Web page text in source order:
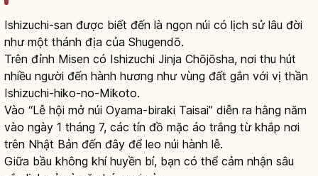
Ishizuchi-san được biết đến là ngọn núi có lịch sử lâu đời
như một thánh địa của Shugendō.
Trên đỉnh Misen có Ishizuchi Jinja Chōjōsha, nơi thu hút
nhiều người đến hành hương như vùng đất gắn với vị thần
Ishizuchi-hiko-no-Mikoto.
Vào “Lễ hội mở núi Oyama-biraki Taisai” diễn ra hằng năm
vào ngày 1 tháng 7, các tín đồ mặc áo trắng từ khắp nơi
trên Nhật Bản đến đây để leo núi hành lễ.
Giữa bầu không khí huyền bí, bạn có thể cảm nhận sâu